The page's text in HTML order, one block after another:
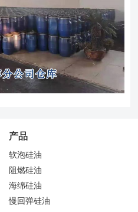
产品
软泡硅油
阻燃硅油
海绵硅油
慢回弹硅油